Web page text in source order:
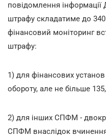
повідомлення інформації
штрафу складатиме до
фінансовий моніторинг
штрафу:
1) для фінансових
обороту, але не більше
2) для інших СПФМ -
СПФМ внаслідок